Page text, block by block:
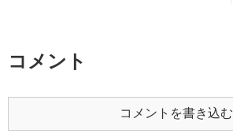
コメント
コメントを書き込む